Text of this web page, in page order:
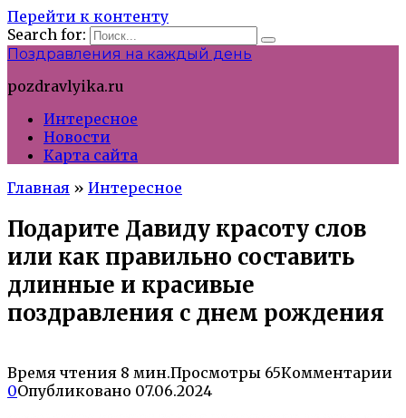
Перейти к контенту
Search for:
Поздравления на каждый день
pozdravlyika.ru
Интересное
Новости
Карта сайта
Главная » Интересное
Подарите Давиду красоту слов
или как правильно составить
длинные и красивые
поздравления с днем рождения
Время чтения 8 мин.Просмотры 65Комментарии
0Опубликовано 07.06.2024